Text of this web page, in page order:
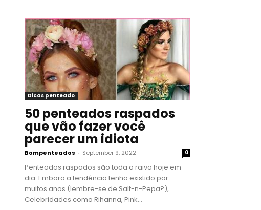
Dicas penteado
50 penteados raspados
que vão fazer você
parecer um idiota
Bompenteados - September 9, 2022 0
Penteados raspados são toda a raiva hoje em
dia. Embora a tendência tenha existido por
muitos anos (lembre-se de Salt-n-Pepa?),
Celebridades como Rihanna, Pink...